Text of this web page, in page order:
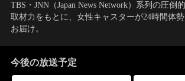
TBS・JNN（Japan News Network）系列の圧倒
取材力をもとに、女性キャスターが24時間体
お届け。
今後の放送予定